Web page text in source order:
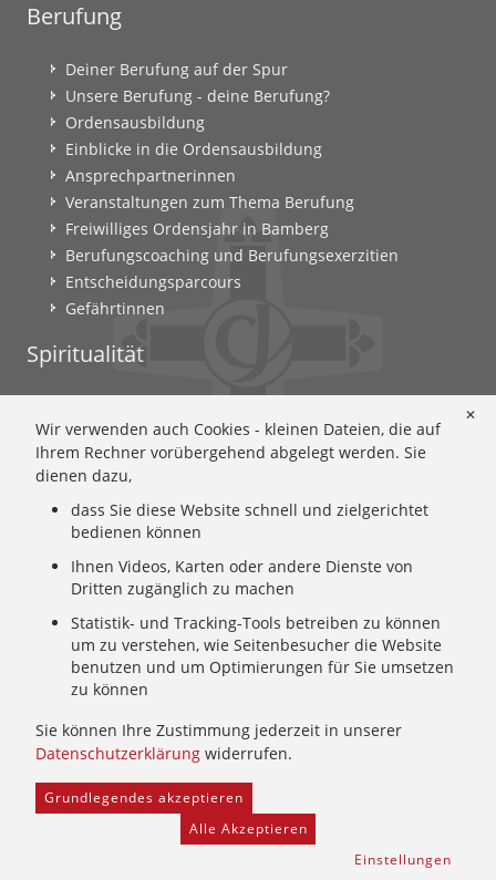
Berufung
Deiner Berufung auf der Spur
Unsere Berufung - deine Berufung?
Ordensausbildung
Einblicke in die Ordensausbildung
Ansprechpartnerinnen
Veranstaltungen zum Thema Berufung
Freiwilliges Ordensjahr in Bamberg
Berufungscoaching und Berufungsexerzitien
Entscheidungsparcours
Gefährtinnen
Spiritualität
Ignatianisch beten: Wie geht das? Eine Anleitung
Ignatianisch und weiblich: Mary Wards Spiritualität
Mary-Ward: Geschichte und Texte im Überblick
Mary Ward 400: Mary Wards erster Weg nach Rom
Spirituelle Impulse
Zeitschrift: Spiritualität konkret
Gemeinschaft
Wer wir sind: Ignatianisch - Weiblich - CJ
Wie wir leben: Unsere Sendung
Wer uns führt: Unsere Ordensleitung
Facebook
Freie Stellen
Schutz und Prävention
Datenschutz
✕
Wir verwenden auch Cookies - kleinen Dateien, die auf
Ihrem Rechner vorübergehend abgelegt werden. Sie
dienen dazu,
dass Sie diese Website schnell und zielgerichtet
bedienen können
Ihnen Videos, Karten oder andere Dienste von
Dritten zugänglich zu machen
Statistik- und Tracking-Tools betreiben zu können
um zu verstehen, wie Seitenbesucher die Website
benutzen und um Optimierungen für Sie umsetzen
zu können
Sie können Ihre Zustimmung jederzeit in unserer
Datenschutzerklärung widerrufen.
Grundlegendes akzeptieren
Alle Akzeptieren
Einstellungen